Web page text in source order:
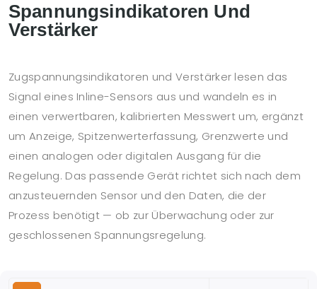
Spannungsindikatoren Und
Verstärker
Zugspannungsindikatoren und Verstärker lesen das
Signal eines Inline-Sensors aus und wandeln es in
einen verwertbaren, kalibrierten Messwert um, ergänzt
um Anzeige, Spitzenwerterfassung, Grenzwerte und
einen analogen oder digitalen Ausgang für die
Regelung. Das passende Gerät richtet sich nach dem
anzusteuernden Sensor und den Daten, die der
Prozess benötigt — ob zur Überwachung oder zur
geschlossenen Spannungsregelung.